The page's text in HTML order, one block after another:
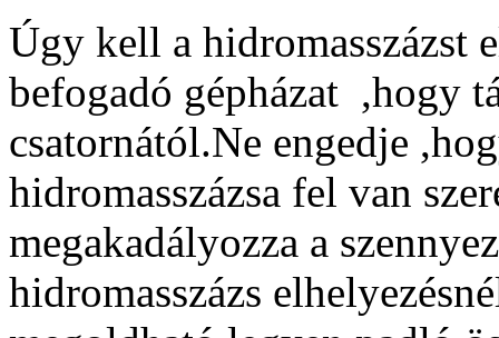
Úgy kell a hidromasszázst
befogadó gépházat ,hogy
csatornától.Ne engedje
hidromasszázsa fel van
megakadályozza a
hidromasszázs